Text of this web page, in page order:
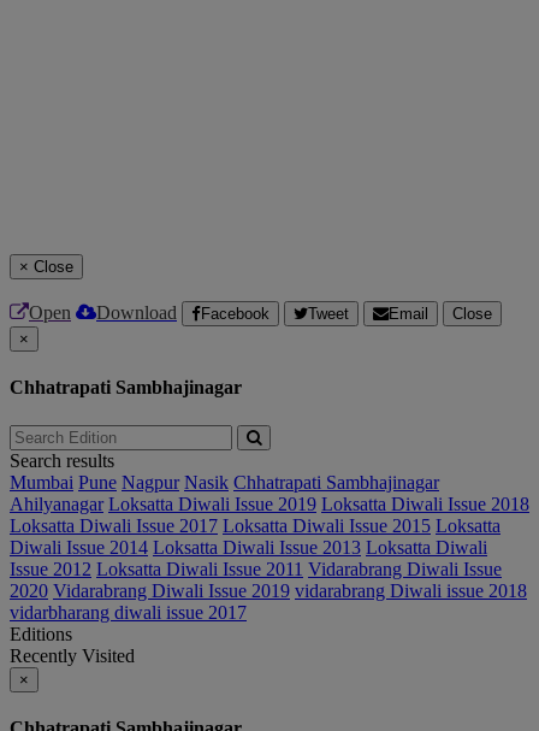
× Close
Open Download Facebook Tweet Email
Close
×
Chhatrapati Sambhajinagar
Search results
Mumbai Pune Nagpur Nasik Chhatrapati Sambhajinagar
Ahilyanagar Loksatta Diwali Issue 2019 Loksatta Diwali Issue 2018
Loksatta Diwali Issue 2017 Loksatta Diwali Issue 2015 Loksatta
Diwali Issue 2014 Loksatta Diwali Issue 2013 Loksatta Diwali
Issue 2012 Loksatta Diwali Issue 2011 Vidarabrang Diwali Issue
2020 Vidarabrang Diwali Issue 2019 vidarabrang Diwali issue 2018
vidarbharang diwali issue 2017
Editions
Recently Visited
×